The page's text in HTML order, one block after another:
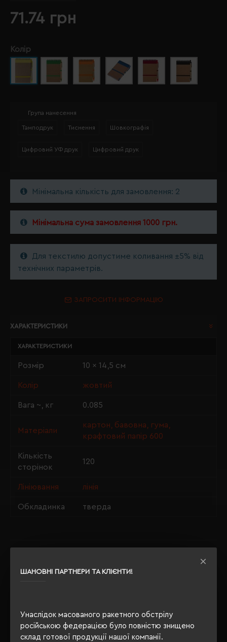
ШАНОВНІ ПАРТНЕРИ ТА КЛІЄНТИ!
Унаслідок масованого ракетного обстрілу
російською федерацією було повністю знищено
склад готової продукції нашої компанії.
71.74 грн
Колір
Група нанесення
Тамподрук Тиснення Шовкографія
Цифровий УФ друк Цифровий друк
Мінімальна кількість для замовлення: 2
Мінімальна сума замовлення 1000 грн.
Для текстилю допустиме коливання ±5% від
технічних параметрів.
ЗАПРОСИТИ ІНФОРМАЦІЮ
ХАРАКТЕРИСТИКИ
ХАРАКТЕРИСТИКИ
Розмір 10 x 14,5 см
Колір жовтий
Вага ~, кг 0.085
Матеріали
картон, бавовна, гума,
крафтовий папір 600
Кількість
сторінок
120
Лініювання лінія
Обкладинка тверда
ВІДГУКИ
РЕКОМЕНДУЄМО